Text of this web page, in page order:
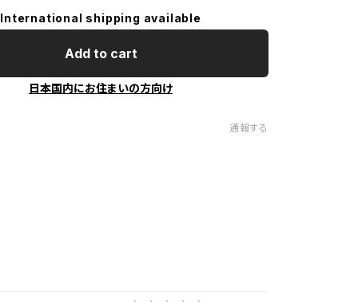
International shipping available
Add to cart
日本国内にお住まいの方向け
通報する